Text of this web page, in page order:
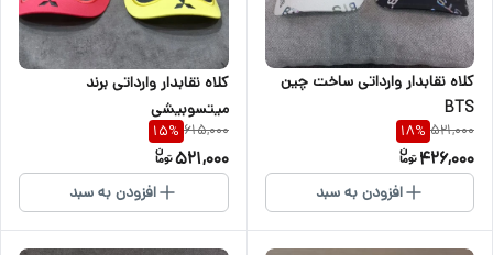
کلاه نقابدار وارداتی ساخت چین
BTS
521,000
18%
426,000
افزودن به سبد
کلاه نقابدار وارداتی برند
میتسوبیشی
615,000
15%
521,000
افزودن به سبد